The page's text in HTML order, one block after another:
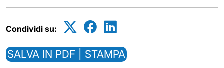
Condividi su:
SALVA IN PDF | STAMPA